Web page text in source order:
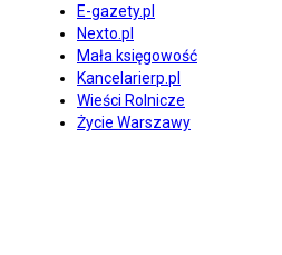
E-gazety.pl
Nexto.pl
Mała księgowość
Kancelarierp.pl
Wieści Rolnicze
Życie Warszawy